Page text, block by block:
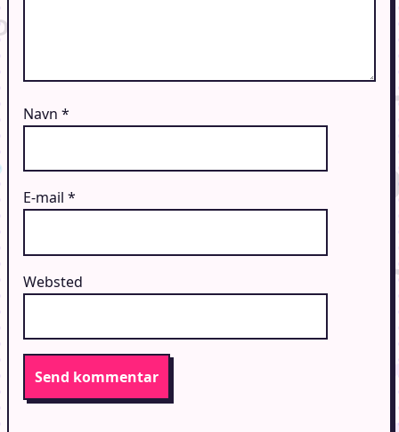
Navn *
E-mail *
Websted